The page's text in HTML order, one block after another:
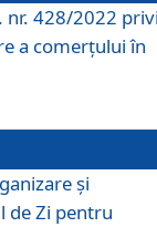
nr. 428/2022
a comerțului în
și
de Zi pentru